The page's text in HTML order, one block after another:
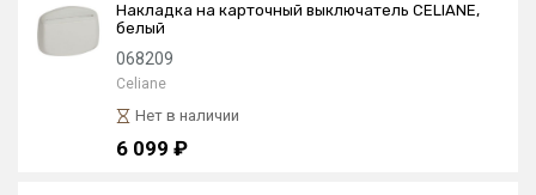
Накладка на карточный выключатель CELIANE,
белый
068209
Celiane
Нет в наличии
6 099 ₽